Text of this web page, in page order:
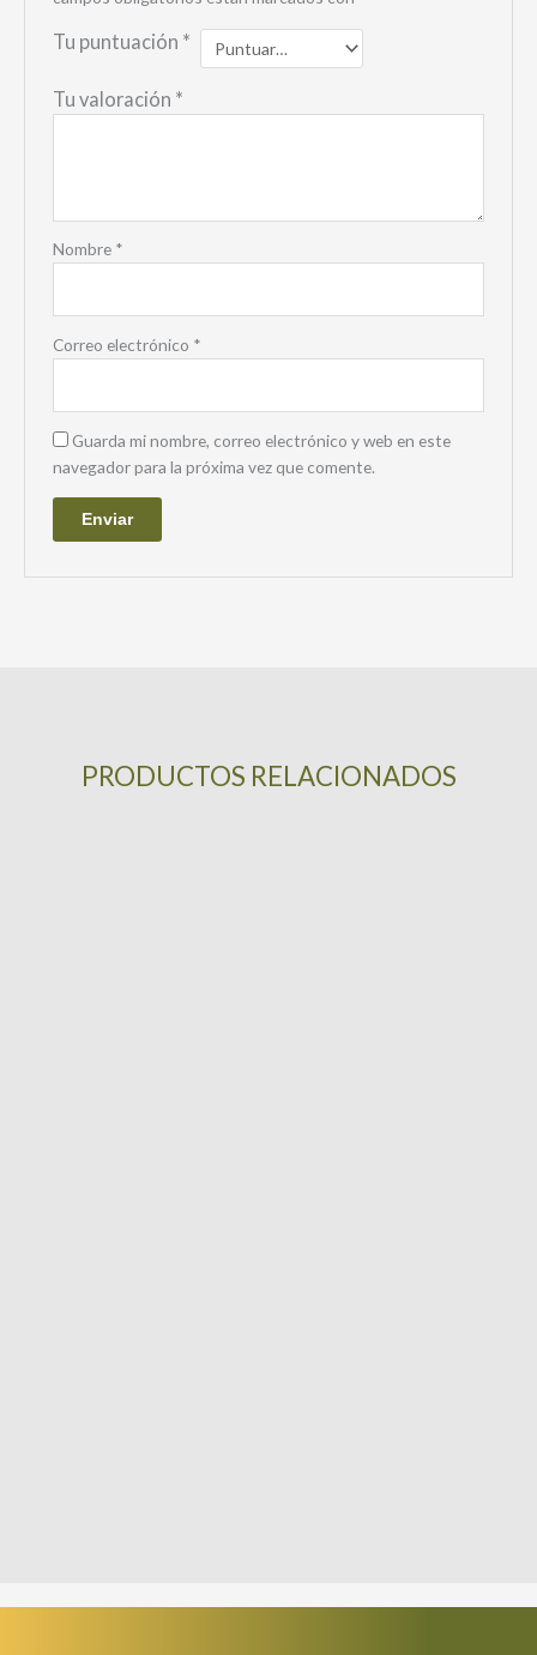
Tu puntuación *
Tu valoración *
Nombre *
Correo electrónico *
Guarda mi nombre, correo electrónico y web en este
navegador para la próxima vez que comente.
PRODUCTOS RELACIONADOS